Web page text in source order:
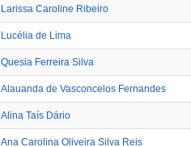
Larissa Caroline Ribeiro
Lucélia de Lima
Quesia Ferreira Silva
Alauanda de Vasconcelos Fernandes
Alina Taís Dário
Ana Carolina Oliveira Silva Reis